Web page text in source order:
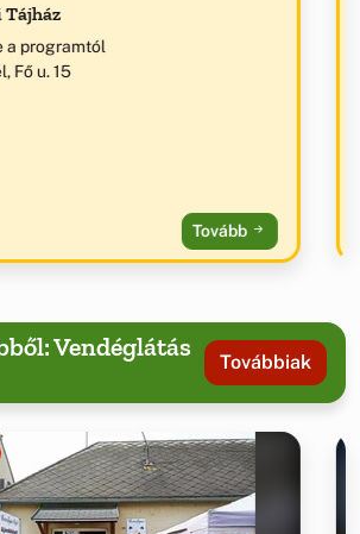
Tájház
a programtól
Fő u. 15
Tovább
Vendéglátás Továbbiak